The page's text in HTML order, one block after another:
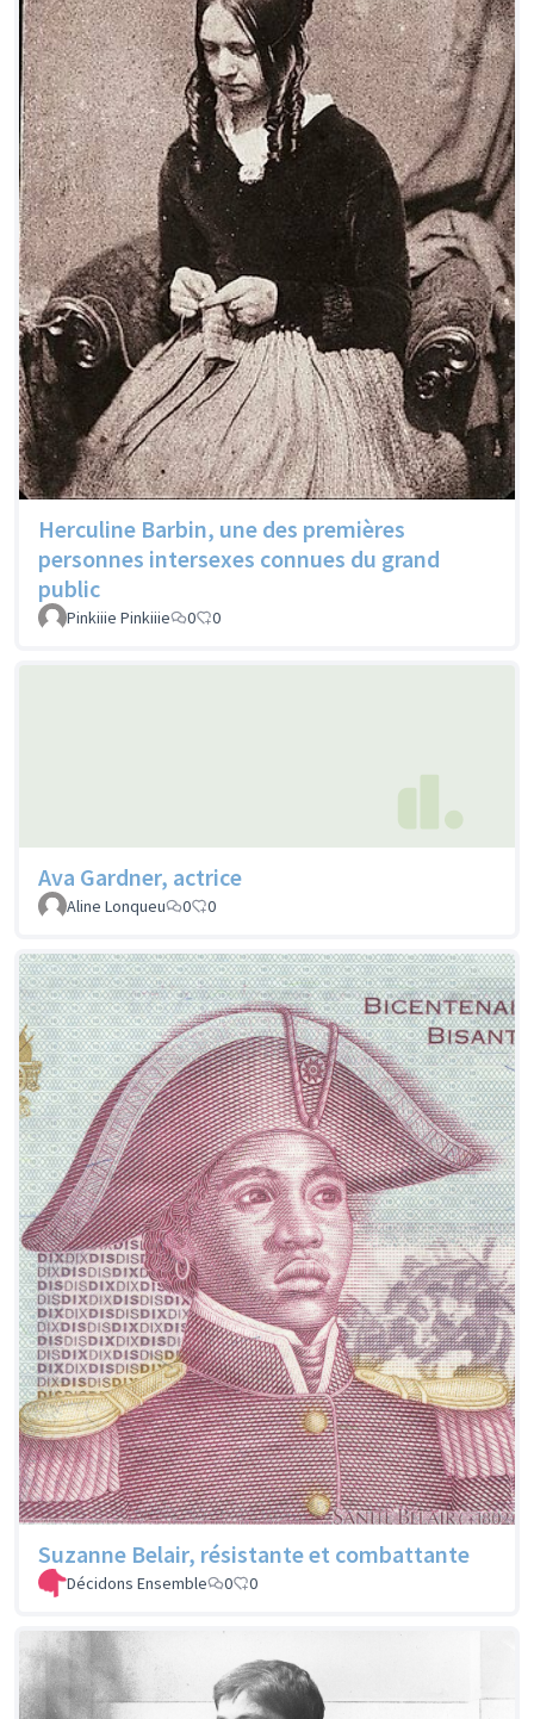
Herculine Barbin, une des premières
personnes intersexes connues du grand
public
Pinkiiie Pinkiiie 0 0
Ava Gardner, actrice
Aline Lonqueu 0 0
Suzanne Belair, résistante et combattante
Décidons Ensemble 0 0